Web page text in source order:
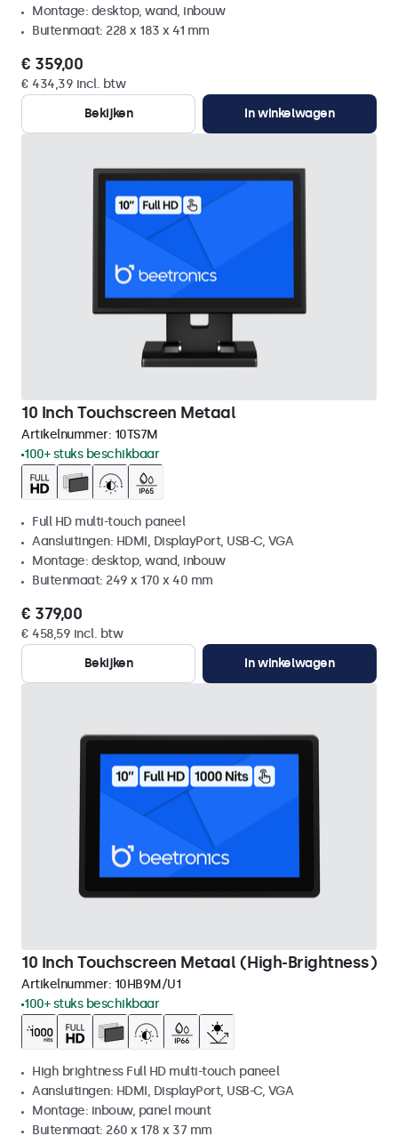
Montage: desktop, wand, inbouw
Buitenmaat: 228 x 183 x 41 mm
€ 359,00
€ 434,39 incl. btw
Bekijken
In winkelwagen
10 Inch Touchscreen Metaal
Artikelnummer: 10TS7M
100+ stuks beschikbaar
Full HD multi-touch paneel
Aansluitingen: HDMI, DisplayPort, USB-C, VGA
Montage: desktop, wand, inbouw
Buitenmaat: 249 x 170 x 40 mm
€ 379,00
€ 458,59 incl. btw
Bekijken
In winkelwagen
10 Inch Touchscreen Metaal (High-Brightness)
Artikelnummer: 10HB9M/U1
100+ stuks beschikbaar
High brightness Full HD multi-touch paneel
Aansluitingen: HDMI, DisplayPort, USB-C, VGA
Montage: inbouw, panel mount
Buitenmaat: 260 x 178 x 37 mm